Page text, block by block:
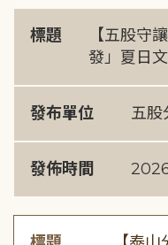
標題
【五股守
發」夏日
發布單位 五股
發佈時間